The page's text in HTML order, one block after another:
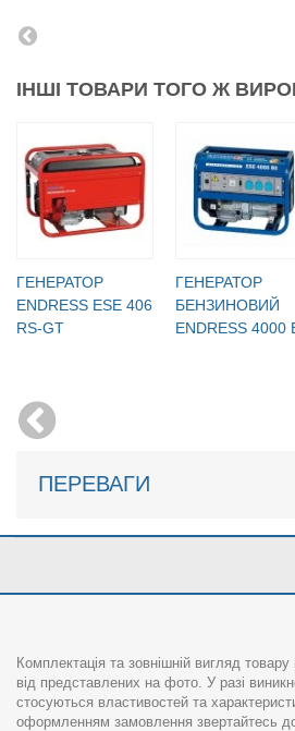
ІНШІ ТОВАРИ ТОГО Ж
ГЕНЕРАТОР
ENDRESS ESE 406
RS-GT
ГЕНЕРАТОР
БЕНЗИНОВИЙ
ENDRESS 4000
ПЕРЕВАГИ
Комплектація та зовнішній вигляд
від представлених на фото. У разі
стосуються властивостей та
оформленням замовлення звертайтесь